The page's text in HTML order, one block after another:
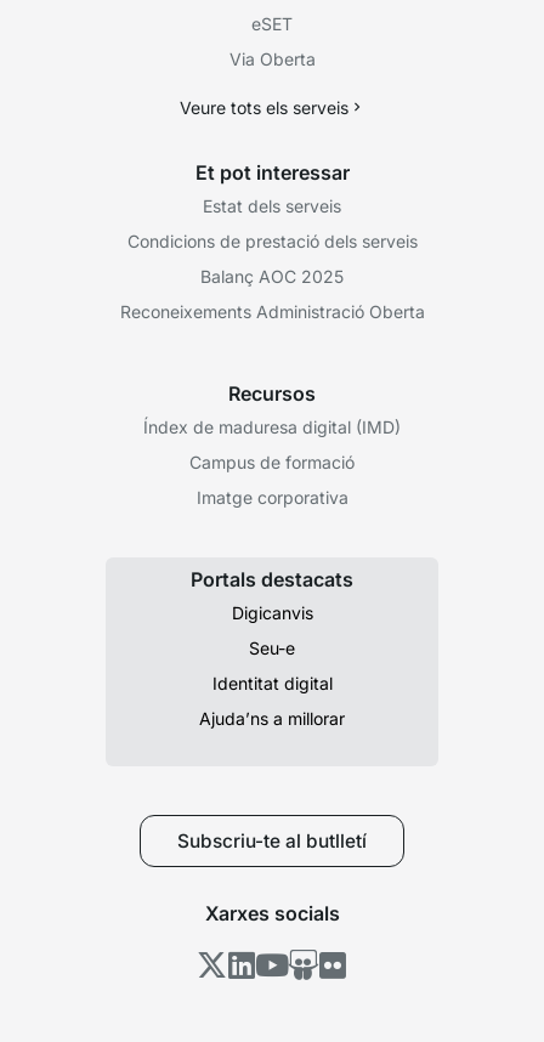
eSET
Via Oberta
Veure tots els serveis
Et pot interessar
Estat dels serveis
Condicions de prestació dels serveis
Balanç AOC 2025
Reconeixements Administració Oberta
Recursos
Índex de maduresa digital (IMD)
Campus de formació
Imatge corporativa
Portals destacats
Digicanvis
Seu-e
Identitat digital
Ajuda’ns a millorar
Subscriu-te al butlletí
Xarxes socials